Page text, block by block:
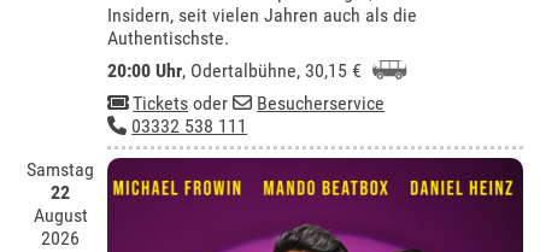
Insidern, seit vielen Jahren auch als die
Authentischste.
20:00 Uhr, Odertalbühne, 30,15 €
Tickets oder
Besucherservice
03332 538 111
Samstag
22
August
2026